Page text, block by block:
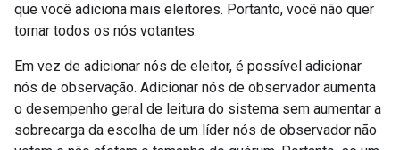
que você adiciona mais eleitores. Portanto, você não quer
tornar todos os nós votantes.
Em vez de adicionar nós de eleitor, é possível adicionar
nós de observação. Adicionar nós de observador aumenta
o desempenho geral de leitura do sistema sem aumentar a
sobrecarga da escolha de um líder nós de observador não